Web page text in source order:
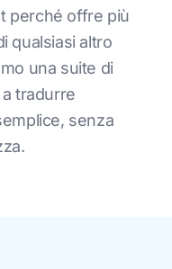
perché offre più
qualsiasi altro
una suite di
tradurre
senza